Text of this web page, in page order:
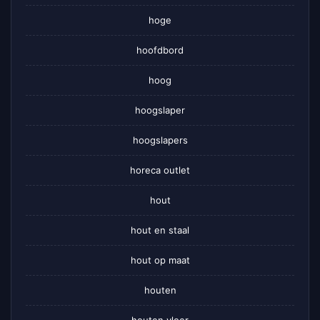
hoge
hoofdbord
hoog
hoogslaper
hoogslapers
horeca outlet
hout
hout en staal
hout op maat
houten